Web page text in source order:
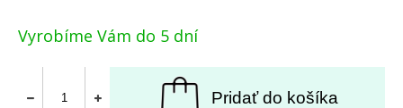
Vyrobíme Vám do 5 dní
Pridať do košíka